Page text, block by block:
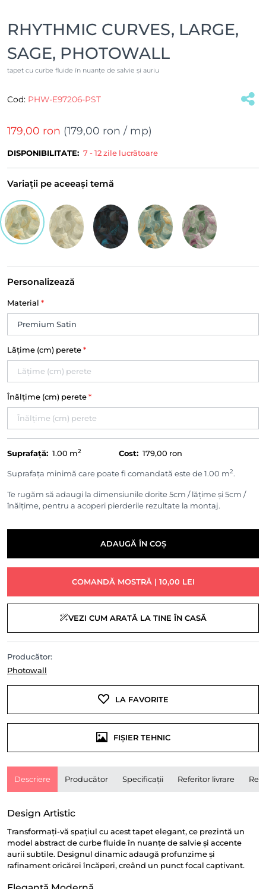
RHYTHMIC CURVES, LARGE,
SAGE, PHOTOWALL
tapet cu curbe fluide în nuanțe de salvie și auriu
Cod: PHW-E97206-PST
179,00 ron (179,00 ron / mp)
DISPONIBILITATE: 7 - 12 zile lucrătoare
Variații pe aceeași temă
Personalizează
Material *
Lățime (cm) perete *
Înălțime (cm) perete *
Suprafață: 1.00 m2 Cost: 179,00 ron
Suprafața minimă care poate fi comandată este de 1.00 m2.
Te rugăm să adaugi la dimensiunile dorite 5cm / lățime și 5cm /
înălțime, pentru a acoperi pierderile rezultate la montaj.
ADAUGĂ ÎN COȘ
COMANDĂ MOSTRĂ | 10,00 LEI
VEZI CUM ARATĂ LA TINE ÎN CASĂ
Producător:
Photowall
LA FAVORITE
FIȘIER TEHNIC
Descriere Producător Specificații Referitor livrare
Design Artistic
Transformați-vă spațiul cu acest tapet elegant, ce prezintă un
model abstract de curbe fluide în nuanțe de salvie și accente
aurii subtile. Designul dinamic adaugă profunzime și
rafinament oricărei încăperi, creând un punct focal captivant.